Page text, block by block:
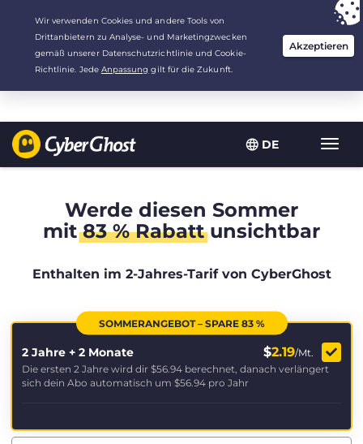
DE
Deine Wahl:Der beste Deal für 2.1666666666667 Jahre zu $
/Monat
Werde diesen Sommer
mit83 % Rabattunsichtbar
Enthalten im 2-Jahres-Tarif von CyberGhost
SOMMERANGEBOT – SPARE 83 %
2 Jahre + 2 Monate $2.19/Mt.
Die ersten 2 Jahre wird dir $56.94 berechnet, danach verlängert
sich dein Abo automatisch um $56.94 pro Jahr